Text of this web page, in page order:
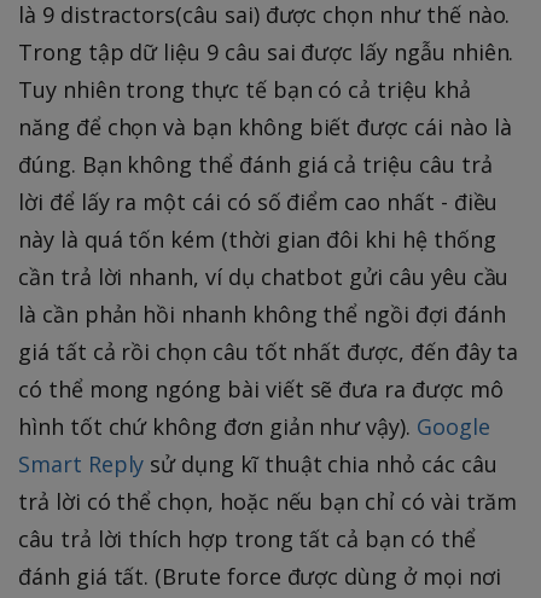
là 9 distractors(câu sai) được chọn như thế nào.
Trong tập dữ liệu 9 câu sai được lấy ngẫu nhiên.
Tuy nhiên trong thực tế bạn có cả triệu khả
năng để chọn và bạn không biết được cái nào là
đúng. Bạn không thể đánh giá cả triệu câu trả
lời để lấy ra một cái có số điểm cao nhất - điều
này là quá tốn kém (thời gian đôi khi hệ thống
cần trả lời nhanh, ví dụ chatbot gửi câu yêu cầu
là cần phản hồi nhanh không thể ngồi đợi đánh
giá tất cả rồi chọn câu tốt nhất được, đến đây ta
có thể mong ngóng bài viết sẽ đưa ra được mô
hình tốt chứ không đơn giản như vậy). Google
Smart Reply sử dụng kĩ thuật chia nhỏ các câu
trả lời có thể chọn, hoặc nếu bạn chỉ có vài trăm
câu trả lời thích hợp trong tất cả bạn có thể
đánh giá tất. (Brute force được dùng ở mọi nơi